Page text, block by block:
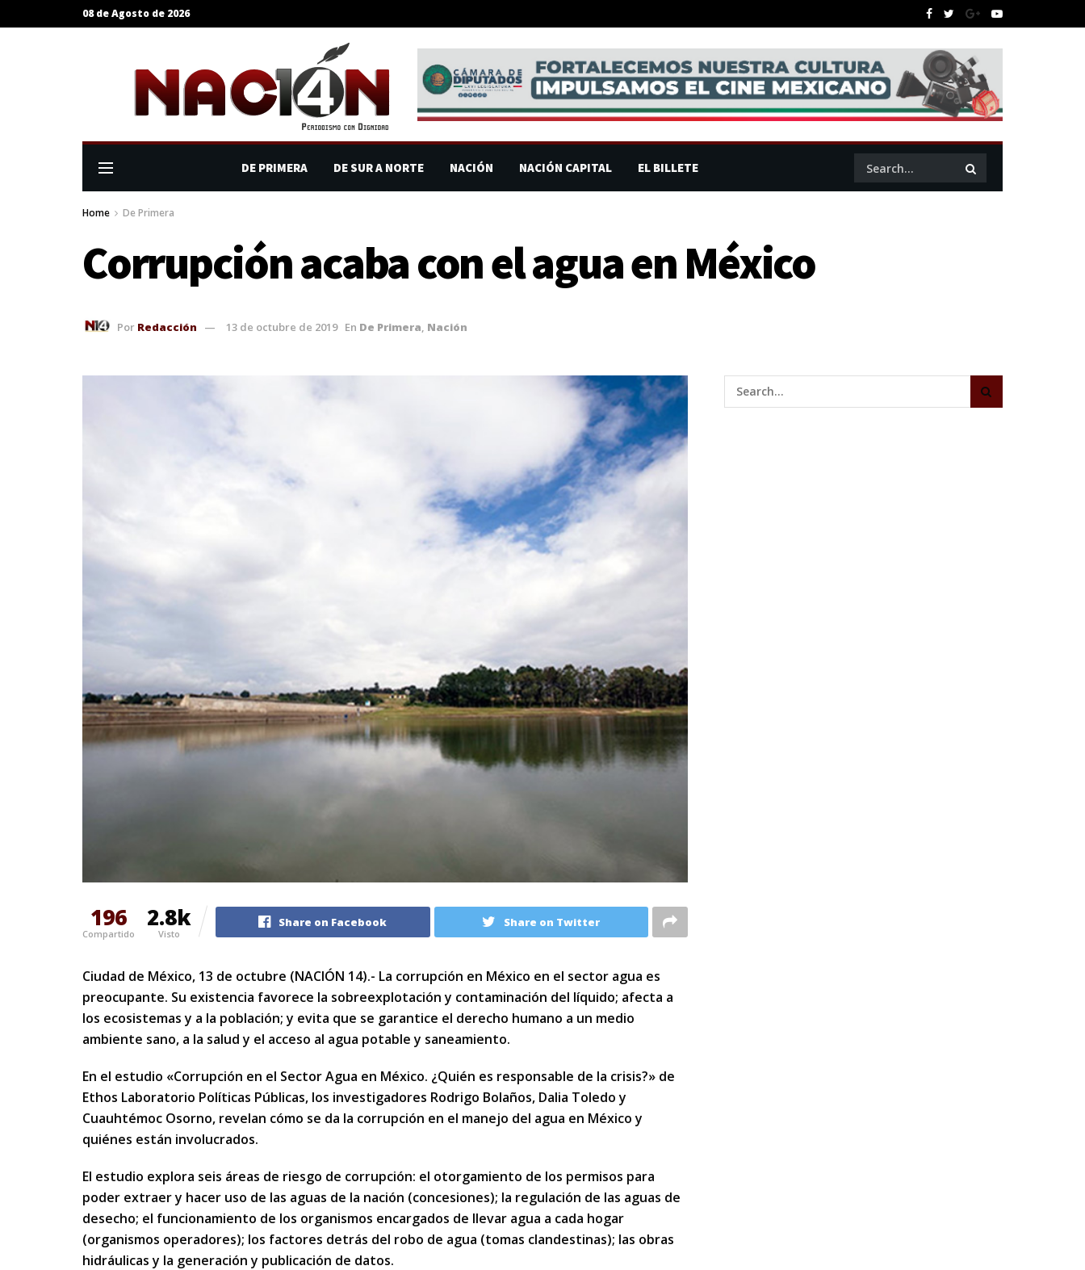
08 de Agosto de 2026
DE PRIMERA DE SUR A NORTE NACIÓN NACIÓN CAPITAL EL BILLETE
Home De Primera
Corrupción acaba con el agua en México
Por Redacción 13 de octubre de 2019 En De Primera, Nación
196
Compartido
2.8k
Visto
Share on Facebook Share on Twitter
Ciudad de México, 13 de octubre (NACIÓN 14).- La corrupción en México en el sector agua es
preocupante. Su existencia favorece la sobreexplotación y contaminación del líquido; afecta a
los ecosistemas y a la población; y evita que se garantice el derecho humano a un medio
ambiente sano, a la salud y el acceso al agua potable y saneamiento.
En el estudio «Corrupción en el Sector Agua en México. ¿Quién es responsable de la crisis?» de
Ethos Laboratorio Políticas Públicas, los investigadores Rodrigo Bolaños, Dalia Toledo y
Cuauhtémoc Osorno, revelan cómo se da la corrupción en el manejo del agua en México y
quiénes están involucrados.
El estudio explora seis áreas de riesgo de corrupción: el otorgamiento de los permisos para
poder extraer y hacer uso de las aguas de la nación (concesiones); la regulación de las aguas de
desecho; el funcionamiento de los organismos encargados de llevar agua a cada hogar
(organismos operadores); los factores detrás del robo de agua (tomas clandestinas); las obras
hidráulicas y la generación y publicación de datos.